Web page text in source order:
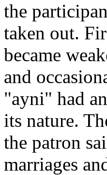
the
taken out.
became
and
"ayni" had
its nature.
the patron
marriages